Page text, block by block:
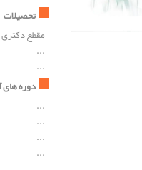
تحصیلات
مقطع دکتری
...
...
دوره
...
...
...
...